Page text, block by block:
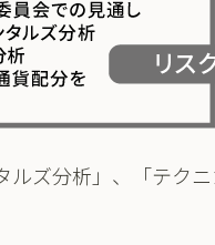
ズ分析」、「テク